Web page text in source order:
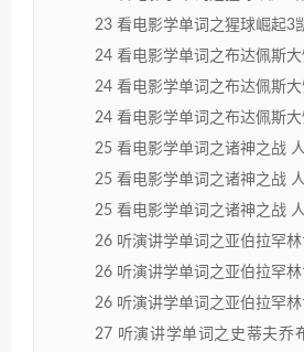
23 看电影学单词之猩球崛起3
24 看电影学单词之布达佩斯
24 看电影学单词之布达佩斯
24 看电影学单词之布达佩斯
25 看电影学单词之诸神之战
25 看电影学单词之诸神之战
25 看电影学单词之诸神之战
26 听演讲学单词之亚伯拉罕
26 听演讲学单词之亚伯拉罕
26 听演讲学单词之亚伯拉罕
27 听演讲学单词之史蒂夫乔